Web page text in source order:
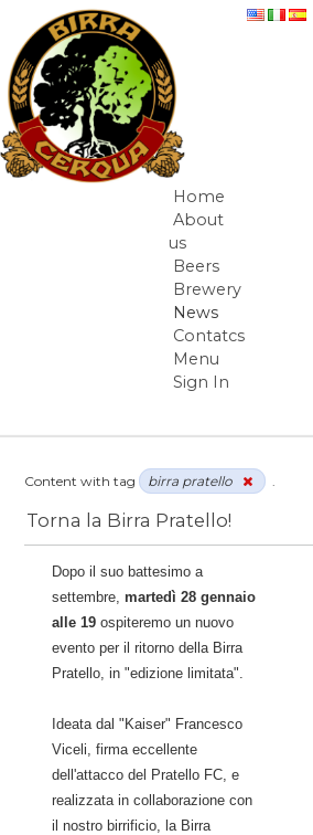
Skip to Content
Navigation
Home
About
us
Beers
Brewery
News
Contatcs
Menu
Sign In
Breadcrumbs
News / birra pratello
Content with tag birra pratello
Torna la Birra Pratello!
Dopo il suo battesimo a
settembre,martedì 28 gennaio
alle 19ospiteremo un nuovo
evento per il ritorno della Birra
Pratello,in "edizione limitata".
Ideata dal "Kaiser" Francesco
Viceli, firma eccellente
dell'attacco del Pratello FC , e
realizzata in collaborazione con
il nostro birrificio, la Birra